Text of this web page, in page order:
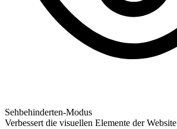
Sehbehinderten-Modus
Verbessert die visuellen Elemente der Website